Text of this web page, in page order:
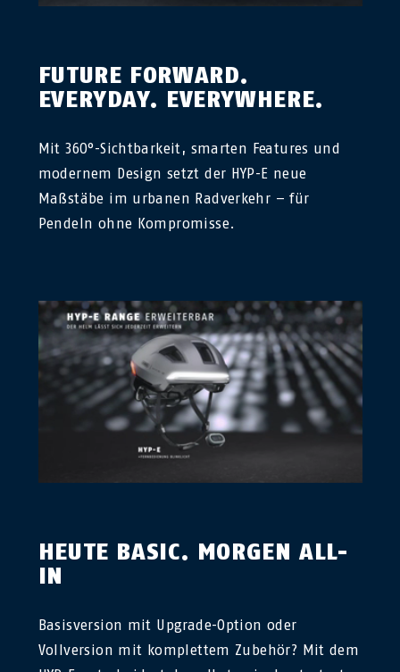
FUTURE FORWARD.
EVERYDAY. EVERYWHERE.
Mit 360°-Sichtbarkeit, smarten Features und
modernem Design setzt der HYP-E neue
Maßstäbe im urbanen Radverkehr – für
Pendeln ohne Kompromisse.
HEUTE BASIC. MORGEN ALL-
IN
Basisversion mit Upgrade-Option oder
Vollversion mit komplettem Zubehör? Mit dem